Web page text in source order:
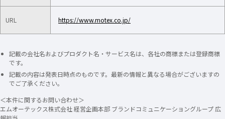
URL https://www.motex.co.jp/
記載の会社名およびプロダクト名・サービス名は、各社の商標または登録商標
です。
記載の内容は発表日時点のものです。最新の情報と異なる場合がございますの
でご了承ください。
＜本件に関するお問い合わせ＞
エムオーテックス株式会社 経営企画本部 ブランドコミュニケーショングループ 広